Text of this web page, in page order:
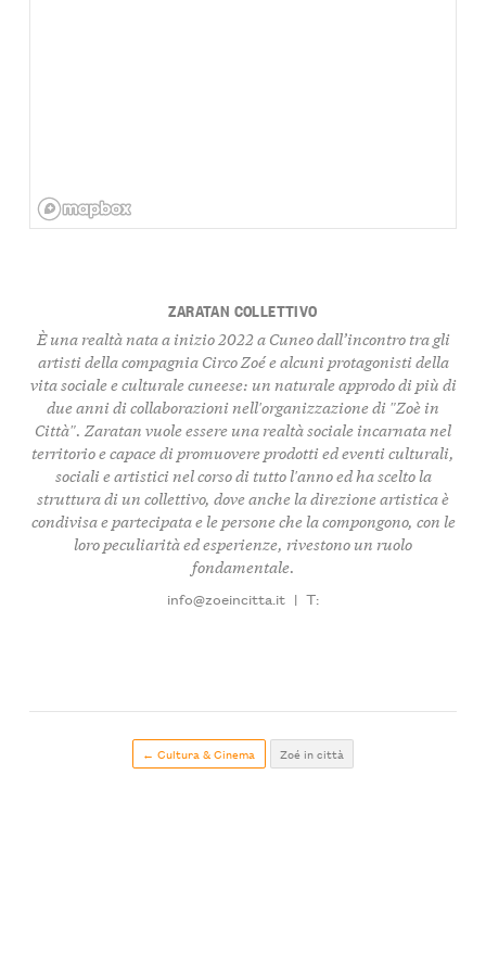
ZARATAN COLLETTIVO
È una realtà nata a inizio 2022 a Cuneo dall’incontro tra gli
artisti della compagnia Circo Zoé e alcuni protagonisti della
vita sociale e culturale cuneese: un naturale approdo di più di
due anni di collaborazioni nell′organizzazione di ″Zoè in
Città″. Zaratan vuole essere una realtà sociale incarnata nel
territorio e capace di promuovere prodotti ed eventi culturali,
sociali e artistici nel corso di tutto l′anno ed ha scelto la
struttura di un collettivo, dove anche la direzione artistica è
condivisa e partecipata e le persone che la compongono, con le
loro peculiarità ed esperienze, rivestono un ruolo
fondamentale.
info@zoeincitta.it | T:
← Cultura & Cinema Zoé in città